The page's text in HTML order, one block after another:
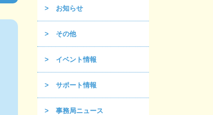
お知らせ
その他
イベント情報
サポート情報
事務局ニュース